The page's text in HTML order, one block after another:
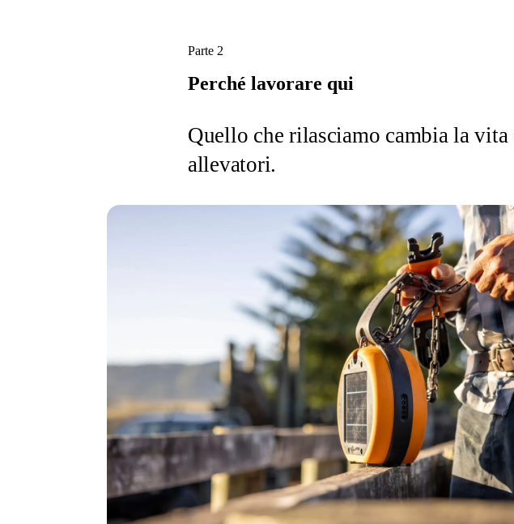
Parte 2
Perché lavorare qui
Quello che rilasciamo cambia la vita
allevatori.